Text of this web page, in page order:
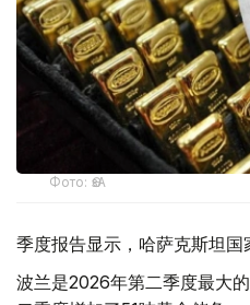
Фото: ӨзА
季度报告显示，哈萨克斯坦国
波兰是2026年第二季度最大